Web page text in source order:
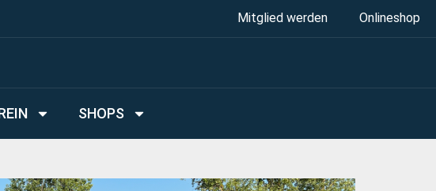
Mitglied werden
Onlineshop
SHOPS